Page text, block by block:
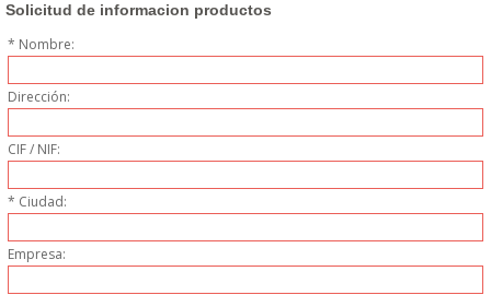
SERVICIO TECNICO
Solicitud de informacion productos
* Nombre:
Dirección:
CIF / NIF:
* Ciudad:
Empresa: